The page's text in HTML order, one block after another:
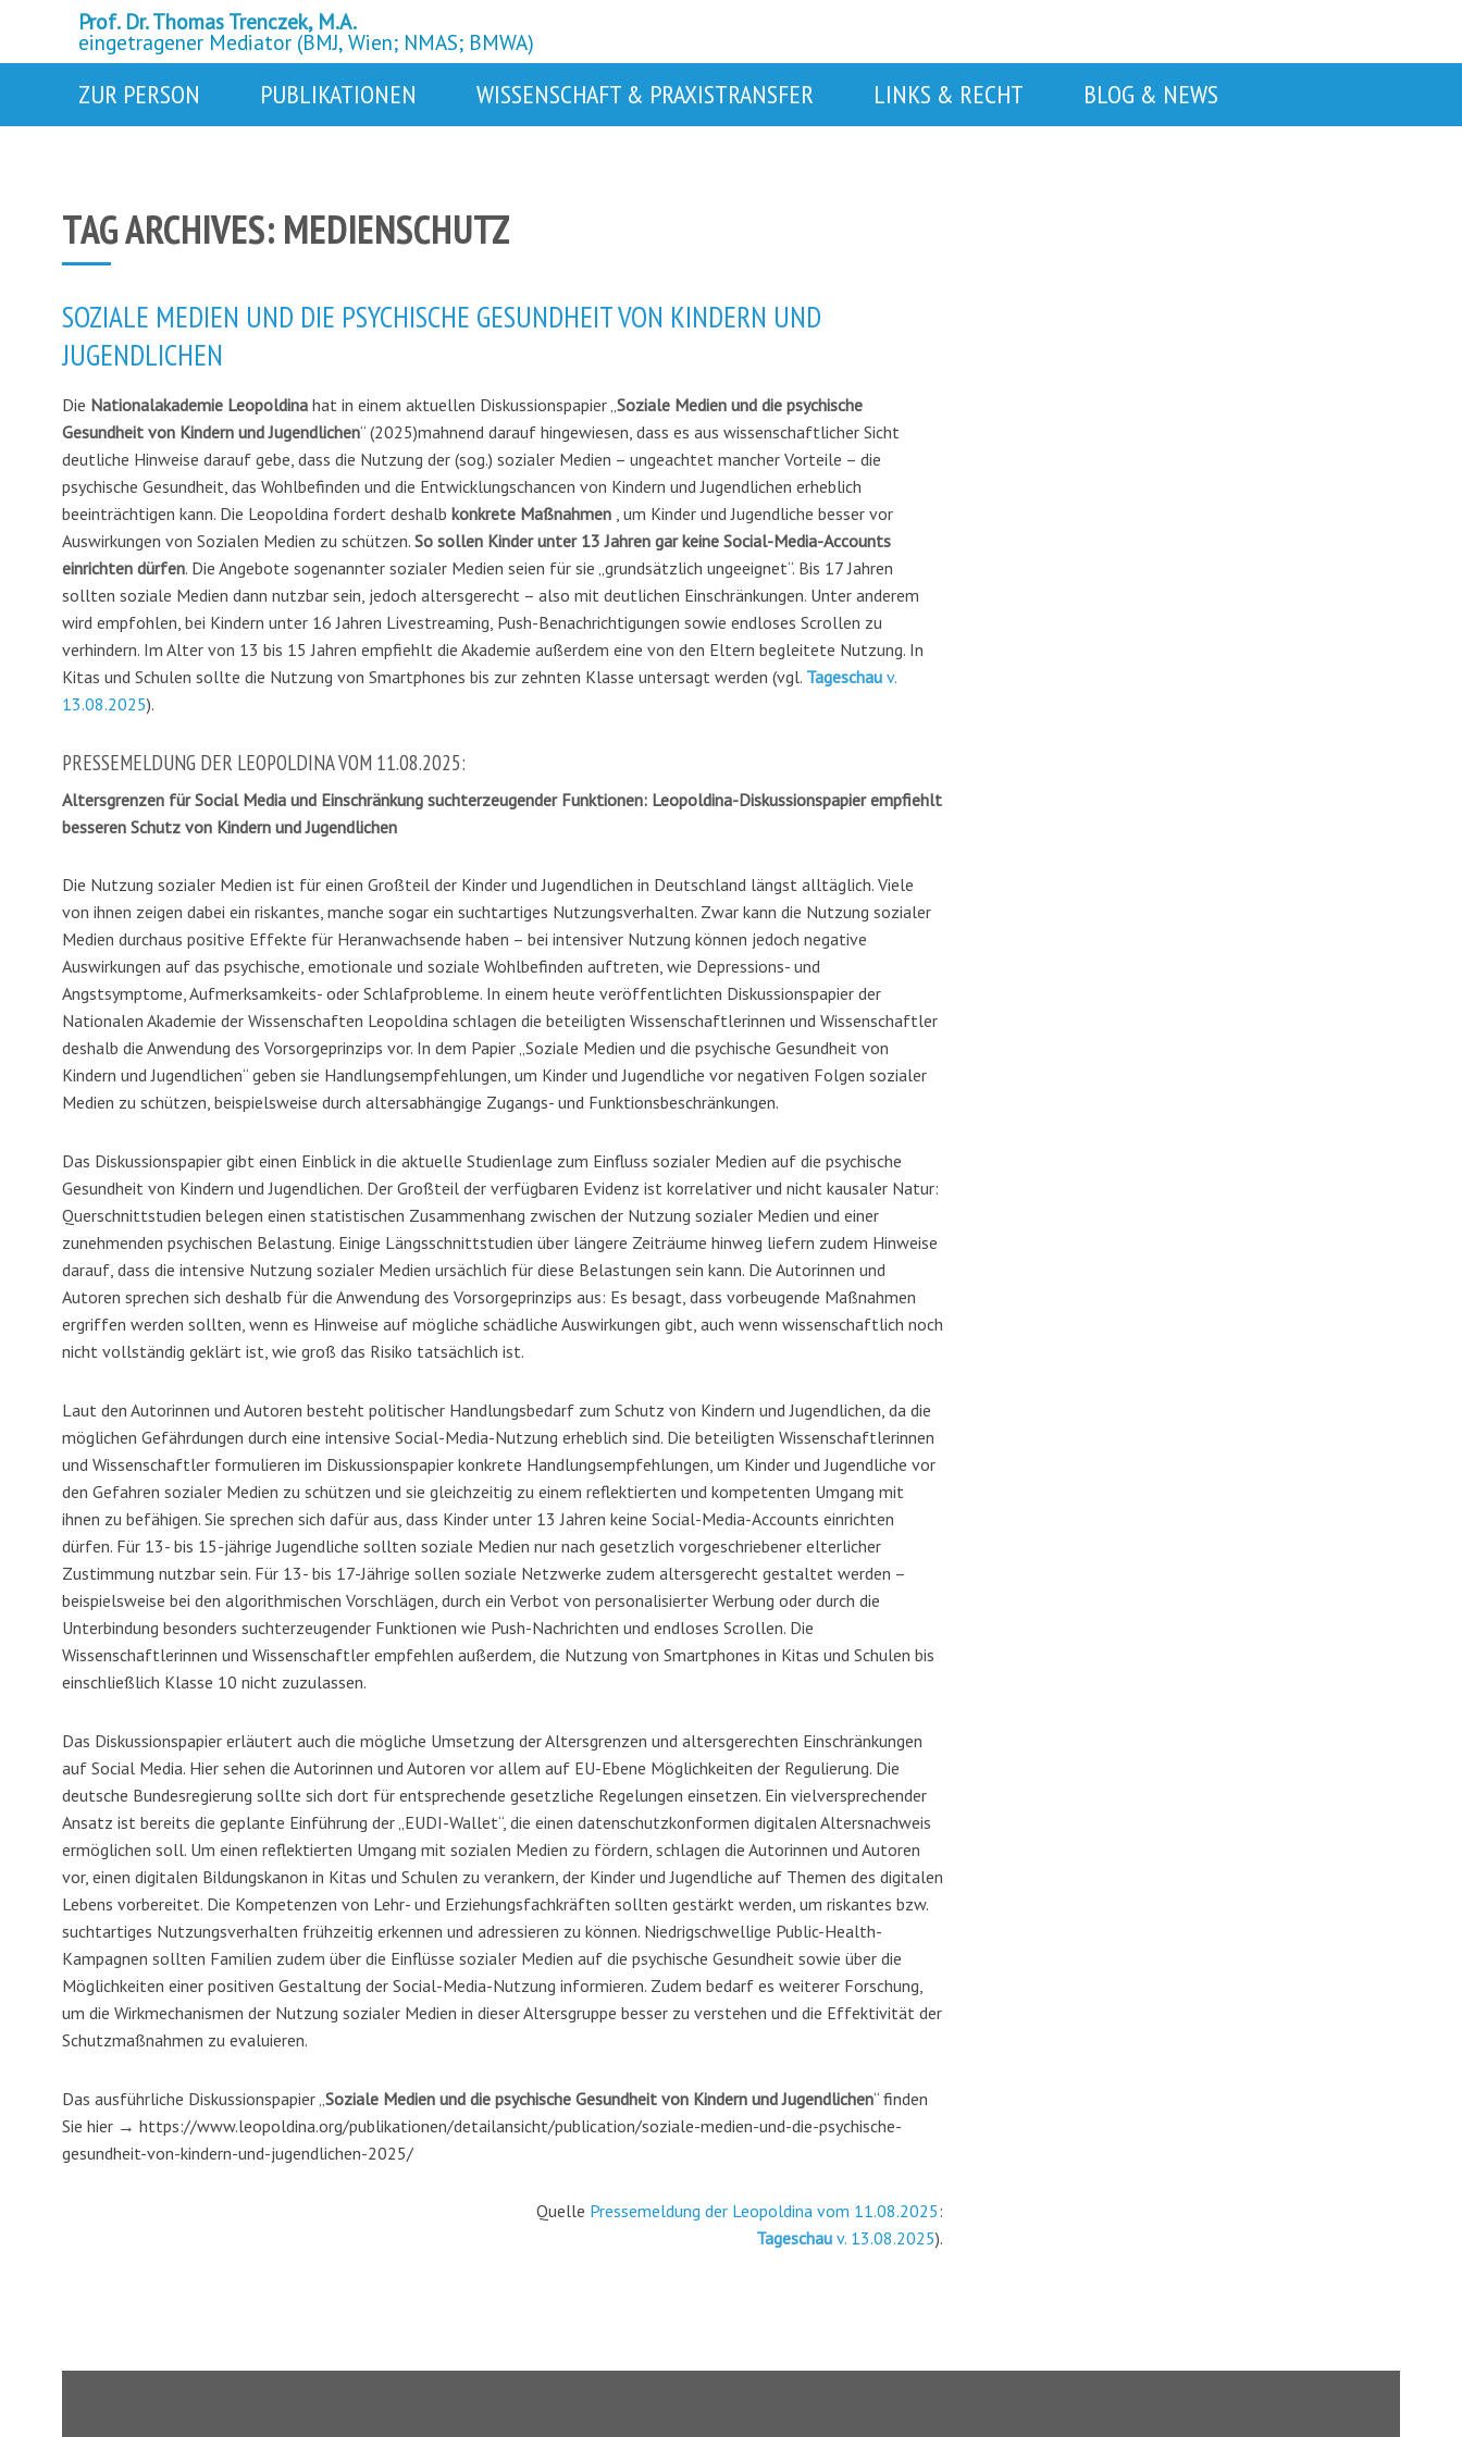
Prof. Dr. Thomas Trenczek, M.A.
eingetragener Mediator (BMJ, Wien; NMAS; BMWA)
ZUR PERSON PUBLIKATIONEN WISSENSCHAFT & PRAXISTRANSFER LINKS & RECHT BLOG & NEWS
TAG ARCHIVES: MEDIENSCHUTZ
SOZIALE MEDIEN UND DIE PSYCHISCHE GESUNDHEIT VON KINDERN UND
JUGENDLICHEN
Die Nationalakademie Leopoldina hat in einem aktuellen Diskussionspapier „ Soziale Medien und die psychische
Gesundheit von Kindern und Jugendlichen“ (2025)mahnend darauf hingewiesen, dass es aus wissenschaftlicher Sicht
deutliche Hinweise darauf gebe, dass die Nutzung der (sog.) sozialer Medien – ungeachtet mancher Vorteile – die
psychische Gesundheit, das Wohlbefinden und die Entwicklungschancen von Kindern und Jugendlichen erheblich
beeinträchtigen kann. Die Leopoldina fordert deshalb konkrete Maßnahmen , um Kinder und Jugendliche besser vor
Auswirkungen von Sozialen Medien zu schützen. So sollen Kinder unter 13 Jahren gar keine Social-Media-Accounts
einrichten dürfen. Die Angebote sogenannter sozialer Medien seien für sie „grundsätzlich ungeeignet“. Bis 17 Jahren
sollten soziale Medien dann nutzbar sein, jedoch altersgerecht – also mit deutlichen Einschränkungen. Unter anderem
wird empfohlen, bei Kindern unter 16 Jahren Livestreaming, Push-Benachrichtigungen sowie endloses Scrollen zu
verhindern. Im Alter von 13 bis 15 Jahren empfiehlt die Akademie außerdem eine von den Eltern begleitete Nutzung. In
Kitas und Schulen sollte die Nutzung von Smartphones bis zur zehnten Klasse untersagt werden (vgl. Tageschau v.
13.08.2025).
PRESSEMELDUNG DER LEOPOLDINA VOM 11.08.2025:
Altersgrenzen für Social Media und Einschränkung suchterzeugender Funktionen: Leopoldina-Diskussionspapier empfiehlt
besseren Schutz von Kindern und Jugendlichen
Die Nutzung sozialer Medien ist für einen Großteil der Kinder und Jugendlichen in Deutschland längst alltäglich. Viele
von ihnen zeigen dabei ein riskantes, manche sogar ein suchtartiges Nutzungsverhalten. Zwar kann die Nutzung sozialer
Medien durchaus positive Effekte für Heranwachsende haben – bei intensiver Nutzung können jedoch negative
Auswirkungen auf das psychische, emotionale und soziale Wohlbefinden auftreten, wie Depressions- und
Angstsymptome, Aufmerksamkeits- oder Schlafprobleme. In einem heute veröffentlichten Diskussionspapier der
Nationalen Akademie der Wissenschaften Leopoldina schlagen die beteiligten Wissenschaftlerinnen und Wissenschaftler
deshalb die Anwendung des Vorsorgeprinzips vor. In dem Papier „Soziale Medien und die psychische Gesundheit von
Kindern und Jugendlichen“ geben sie Handlungsempfehlungen, um Kinder und Jugendliche vor negativen Folgen sozialer
Medien zu schützen, beispielsweise durch altersabhängige Zugangs- und Funktionsbeschränkungen.
Das Diskussionspapier gibt einen Einblick in die aktuelle Studienlage zum Einfluss sozialer Medien auf die psychische
Gesundheit von Kindern und Jugendlichen. Der Großteil der verfügbaren Evidenz ist korrelativer und nicht kausaler Natur:
Querschnittstudien belegen einen statistischen Zusammenhang zwischen der Nutzung sozialer Medien und einer
zunehmenden psychischen Belastung. Einige Längsschnittstudien über längere Zeiträume hinweg liefern zudem Hinweise
darauf, dass die intensive Nutzung sozialer Medien ursächlich für diese Belastungen sein kann. Die Autorinnen und
Autoren sprechen sich deshalb für die Anwendung des Vorsorgeprinzips aus: Es besagt, dass vorbeugende Maßnahmen
ergriffen werden sollten, wenn es Hinweise auf mögliche schädliche Auswirkungen gibt, auch wenn wissenschaftlich noch
nicht vollständig geklärt ist, wie groß das Risiko tatsächlich ist.
Laut den Autorinnen und Autoren besteht politischer Handlungsbedarf zum Schutz von Kindern und Jugendlichen, da die
möglichen Gefährdungen durch eine intensive Social-Media-Nutzung erheblich sind. Die beteiligten Wissenschaftlerinnen
und Wissenschaftler formulieren im Diskussionspapier konkrete Handlungsempfehlungen, um Kinder und Jugendliche vor
den Gefahren sozialer Medien zu schützen und sie gleichzeitig zu einem reflektierten und kompetenten Umgang mit
ihnen zu befähigen. Sie sprechen sich dafür aus, dass Kinder unter 13 Jahren keine Social-Media-Accounts einrichten
dürfen. Für 13- bis 15-jährige Jugendliche sollten soziale Medien nur nach gesetzlich vorgeschriebener elterlicher
Zustimmung nutzbar sein. Für 13- bis 17-Jährige sollen soziale Netzwerke zudem altersgerecht gestaltet werden –
beispielsweise bei den algorithmischen Vorschlägen, durch ein Verbot von personalisierter Werbung oder durch die
Unterbindung besonders suchterzeugender Funktionen wie Push-Nachrichten und endloses Scrollen. Die
Wissenschaftlerinnen und Wissenschaftler empfehlen außerdem, die Nutzung von Smartphones in Kitas und Schulen bis
einschließlich Klasse 10 nicht zuzulassen.
Das Diskussionspapier erläutert auch die mögliche Umsetzung der Altersgrenzen und altersgerechten Einschränkungen
auf Social Media. Hier sehen die Autorinnen und Autoren vor allem auf EU-Ebene Möglichkeiten der Regulierung. Die
deutsche Bundesregierung sollte sich dort für entsprechende gesetzliche Regelungen einsetzen. Ein vielversprechender
Ansatz ist bereits die geplante Einführung der „EUDI-Wallet“, die einen datenschutzkonformen digitalen Altersnachweis
ermöglichen soll. Um einen reflektierten Umgang mit sozialen Medien zu fördern, schlagen die Autorinnen und Autoren
vor, einen digitalen Bildungskanon in Kitas und Schulen zu verankern, der Kinder und Jugendliche auf Themen des digitalen
Lebens vorbereitet. Die Kompetenzen von Lehr- und Erziehungsfachkräften sollten gestärkt werden, um riskantes bzw.
suchtartiges Nutzungsverhalten frühzeitig erkennen und adressieren zu können. Niedrigschwellige Public-Health-
Kampagnen sollten Familien zudem über die Einflüsse sozialer Medien auf die psychische Gesundheit sowie über die
Möglichkeiten einer positiven Gestaltung der Social-Media-Nutzung informieren. Zudem bedarf es weiterer Forschung,
um die Wirkmechanismen der Nutzung sozialer Medien in dieser Altersgruppe besser zu verstehen und die Effektivität der
Schutzmaßnahmen zu evaluieren.
Das ausführliche Diskussionspapier Soziale Medien und die psychische Gesundheit von Kindern und Jugendlichen“ finden
Sie hier → https://www.leopoldina.org/publikationen/detailansicht/publication/soziale-medien-und-die-psychische-
gesundheit-von-kindern-und-jugendlichen-2025/
Quelle Pressemeldung der Leopoldina vom 11.08.2025:
Tageschau v. 13.08.2025).